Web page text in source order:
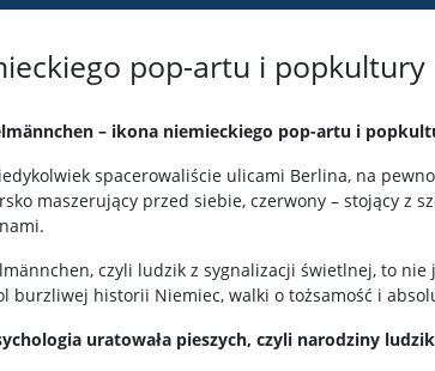
pop-artu i popkultury
– ikona niemieckiego pop-artu i
spacerowaliście ulicami Berlina, na
maszerujący przed siebie, czerwony – stojący z
czyli ludzik z sygnalizacji świetlnej, to nie
burzliwej historii Niemiec, walki o tożsamość i
uratowała pieszych, czyli narodziny